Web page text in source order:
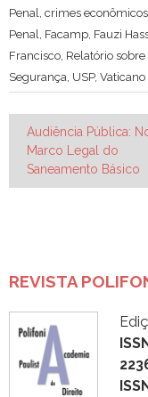
Penal, crimes econômicos
Penal, Facamp, Fauzi
Francisco, Relatório
Segurança, USP, Vaticano
Navegação
de
Post
Audiência Pública:
Marco Legal do
Saneamento Básico
REVISTA